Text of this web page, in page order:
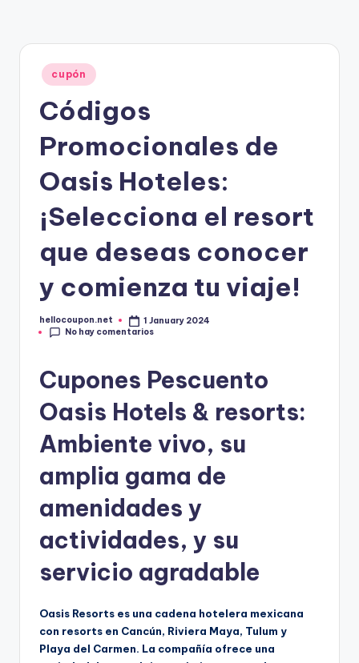
Publicado
en
cupón
Códigos
Promocionales de
Oasis Hoteles:
¡Selecciona el resort
que deseas conocer
y comienza tu viaje!
Publicado
por
hellocoupon.net
1 January 2024
No hay comentarios
Cupones Pescuento
Oasis Hotels & resorts:
Ambiente vivo, su
amplia gama de
amenidades y
actividades, y su
servicio agradable
Oasis Resorts es una cadena hotelera mexicana
con resorts en Cancún, Riviera Maya, Tulum y
Playa del Carmen. La compañía ofrece una